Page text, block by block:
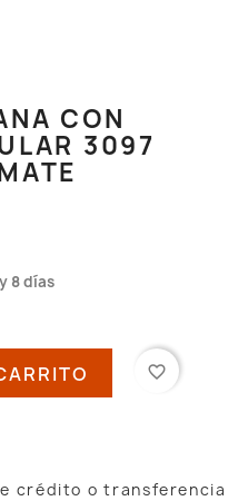
CON
3097
8 días
favorite_border
crédito o transferencia